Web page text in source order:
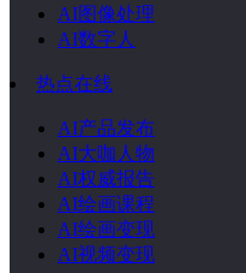
AI图像处理
AI数字人
热点在线
AI产品发布
AI大咖人物
AI权威报告
AI绘画课程
AI绘画变现
AI视频变现